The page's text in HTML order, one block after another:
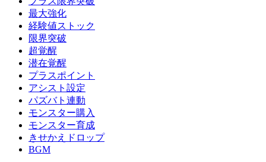
最大強化
経験値ストック
限界突破
超覚醒
潜在覚醒
プラスポイント
アシスト設定
パズバト連動
モンスター購入
モンスター育成
きせかえドロップ
BGM